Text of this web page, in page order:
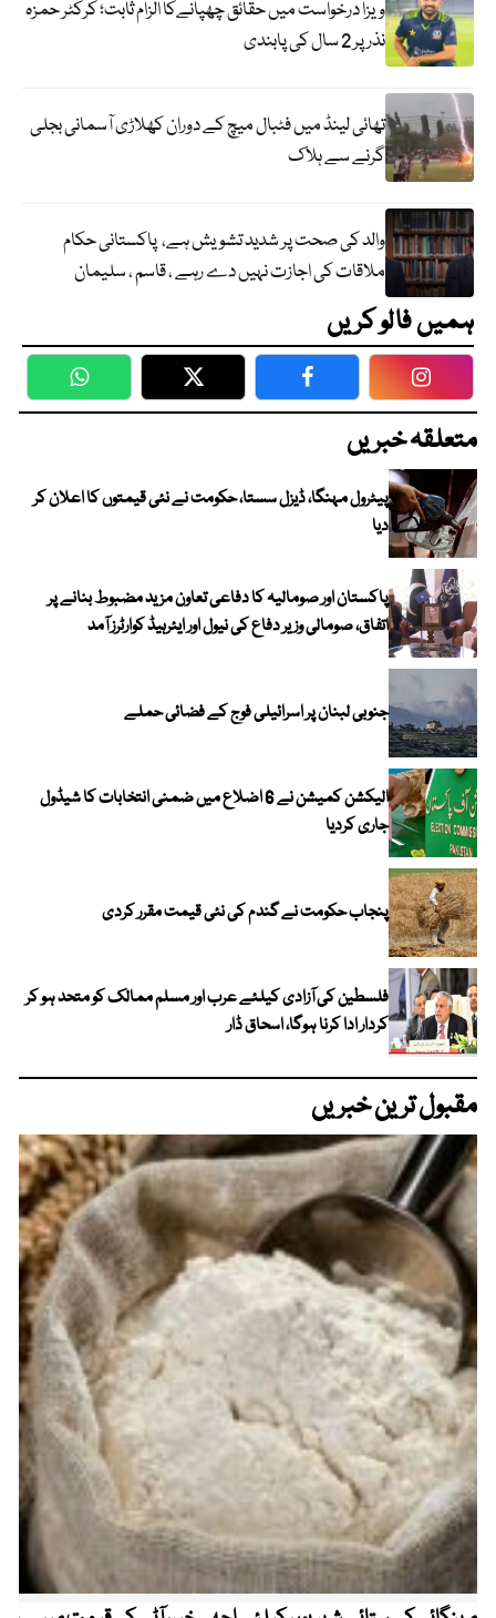
ویزا درخواست میں حقائق چھپانےکا الزام ثابت؛ کرکٹر حمزہ
نذر پر 2 سال کی پابندی
تھائی لینڈ میں فٹبال میچ کے دوران کھلاڑی آسمانی بجلی
گرنے سے ہلاک
والد کی صحت پر شدید تشویش ہے، پاکستانی حکام
ملاقات کی اجازت نہیں دے رہے ، قاسم ، سلیمان
ہمیں فالو کریں
WhatsApp Twitter Facebook
متعلقہ خبریں
پیٹرول مہنگا، ڈیزل سستا، حکومت نے نئی قیمتوں کا اعلان کر
دیا
پاکستان اور صومالیہ کا دفاعی تعاون مزید مضبوط بنانے پر
اتفاق، صومالی وزیر دفاع کی نیول اور ایئرہیڈ کوارٹرز آمد
جنوبی لبنان پر اسرائیلی فوج کے فضائی حملے
الیکشن کمیشن نے 6 اضلاع میں ضمنی انتخابات کا شیڈول
جاری کردیا
پنجاب حکومت نے گندم کی نئی قیمت مقرر کردی
فلسطین کی آزادی کیلئے عرب اور مسلم ممالک کو متحد ہو کر
کردار ادا کرنا ہوگا، اسحاق ڈار
مقبول ترین خبریں